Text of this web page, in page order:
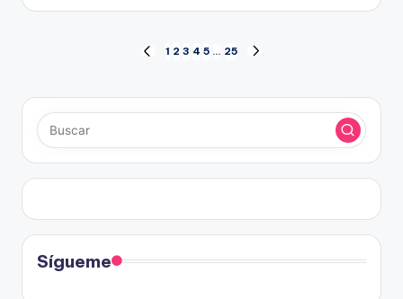
Paginación
de
entradas
PÁGINA
1 2 3 4 5 … 25
Sígueme